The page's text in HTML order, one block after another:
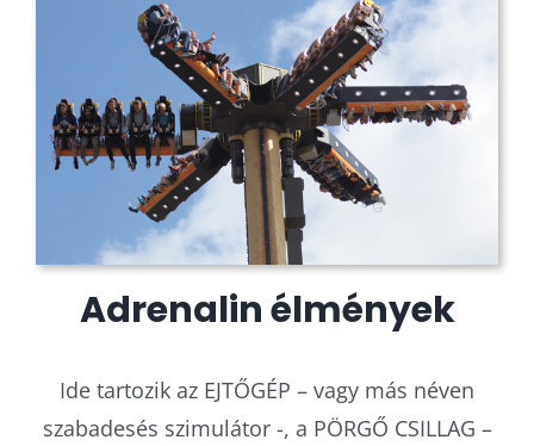
Adrenalin élmények
Ide tartozik az EJTŐGÉP – vagy más néven
szabadesés szimulátor -, a PÖRGŐ CSILLAG –